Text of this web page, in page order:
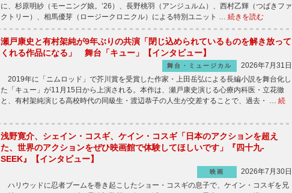
に、杉原明紗（モーニング娘。’26）、長野桃羽（アンジュルム）、西村乙輝（つばきファ
クトリー）、相馬優芽（ロージークロニクル）による特別ユニット … 続きを読む
瀬戸康史と有村架純が9年ぶりの共演「閉じ込められているものを解き放って
くれる作品になる」 舞台「キュー」【インタビュー】
舞台・ミュージカル
2026年7月31日
2019年に「ニムロッド」で芥川賞を受賞した作家・上田岳弘による長編小説を舞台化し
た「キュー」が11月15日から上演される。本作は、瀬戸康史演じる心療内科医・立花徹
と、有村架純演じる高校時代の同級生・渡辺恭子の人生が交差することで、過去・ … 続
浅野寛介、シェイン・コスギ、ケイン・コスギ「日本のアクションを超え
た、世界のアクションをぜひ映画館で体験してほしいです」『四十九-
SEEK』【インタビュー】
映画
2026年7月30日
ハリウッドに忍者ブームを巻き起こしたショー・コスギの息子で、ケイン・コスギを兄